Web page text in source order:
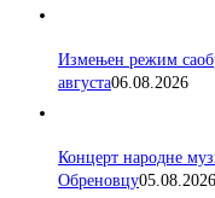
Измењен режим
августа06.08.2026
Концерт народне
Обреновцу05.08.2026